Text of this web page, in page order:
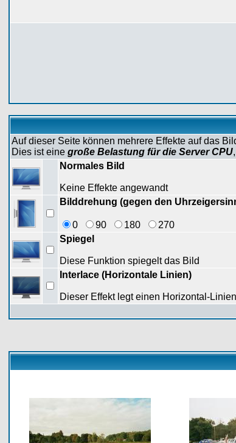
Auf dieser Seite können mehrere Effekte auf das
Dies ist eine große Belastung für die Server CPU
Normales Bild
Keine Effekte angewandt
Bilddrehung (gegen den
0 90 180 270
Spiegel
Diese Funktion spiegelt das Bild
Interlace (Horizontale Linien)
Dieser Effekt legt einen Horizontal-